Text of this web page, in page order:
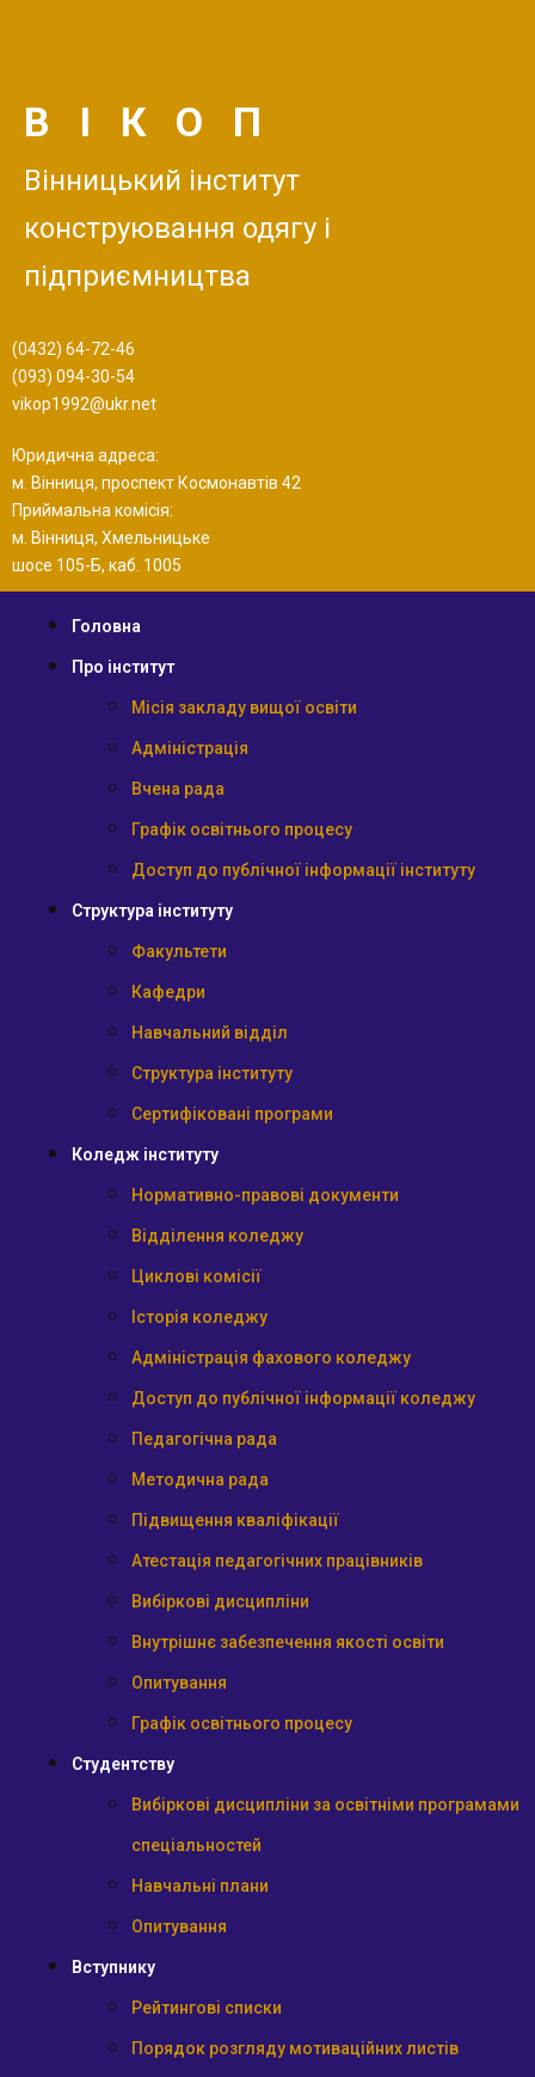
ВІКОП
Вінницький інститут
конструювання одягу і
підприємництва
(0432) 64-72-46
(093) 094-30-54
vikop1992@ukr.net
Юридична адреса:
м. Вінниця, проспект Космонавтів 42
Приймальна комісія:
м. Вінниця, Хмельницьке
шосе 105-Б, каб. 1005
Головна
Про інститут
Місія закладу вищої освіти
Адміністрація
Вчена рада
Графік освітнього процесу
Доступ до публічної інформації інституту
Структура інституту
Факультети
Кафедри
Навчальний відділ
Структура інституту
Сертифіковані програми
Коледж інституту
Нормативно-правові документи
Відділення коледжу
Циклові комісії
Історія коледжу
Адміністрація фахового коледжу
Доступ до публічної інформації коледжу
Педагогічна рада
Методична рада
Підвищення кваліфікації
Атестація педагогічних працівників
Вибіркові дисципліни
Внутрішнє забезпечення якості освіти
Опитування
Графік освітнього процесу
Студентству
Вибіркові дисципліни за освітніми програмами
спеціальностей
Навчальні плани
Опитування
Вступнику
Рейтингові списки
Порядок розгляду мотиваційних листів